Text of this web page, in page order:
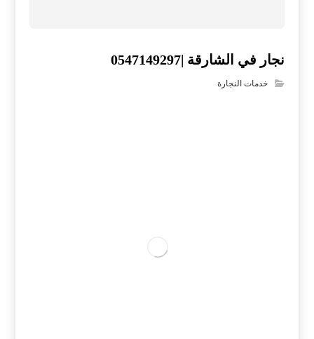
نجار في الشارقة |0547149297
خدمات النجارة